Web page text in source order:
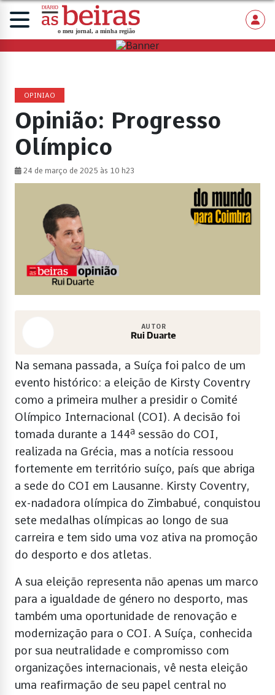
OPINIAO
Opinião: Progresso
Olímpico
24 de março de 2025 às 10 h23
AUTOR
Rui Duarte
Na semana passada, a Suíça foi palco de um
evento histórico: a eleição de Kirsty Coventry
como a primeira mulher a presidir o Comité
Olímpico Internacional (COI). A decisão foi
tomada durante a 144ª sessão do COI,
realizada na Grécia, mas a notícia ressoou
fortemente em território suíço, país que abriga
a sede do COI em Lausanne. Kirsty Coventry,
ex-nadadora olímpica do Zimbabué, conquistou
sete medalhas olímpicas ao longo de sua
carreira e tem sido uma voz ativa na promoção
do desporto e dos atletas.
A sua eleição representa não apenas um marco
para a igualdade de género no desporto, mas
também uma oportunidade de renovação e
modernização para o COI. A Suíça, conhecida
por sua neutralidade e compromisso com
organizações internacionais, vê nesta eleição
uma reafirmação de seu papel central no